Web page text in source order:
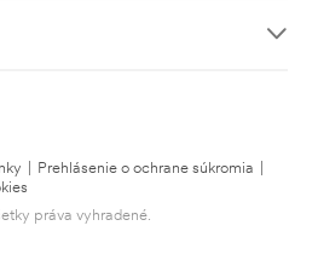
Prehlásenie o ochrane súkromia
práva vyhradené.